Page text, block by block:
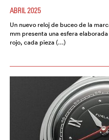
ABRIL 2025
Un nuevo reloj de buceo de la
mm presenta una esfera
rojo, cada pieza (…)